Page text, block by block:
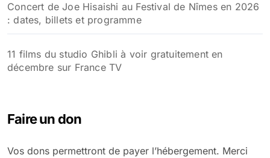
Concert de Joe Hisaishi au Festival de Nîmes en 2026
: dates, billets et programme
11 films du studio Ghibli à voir gratuitement en
décembre sur France TV
Faire un don
Vos dons permettront de payer l’hébergement. Merci